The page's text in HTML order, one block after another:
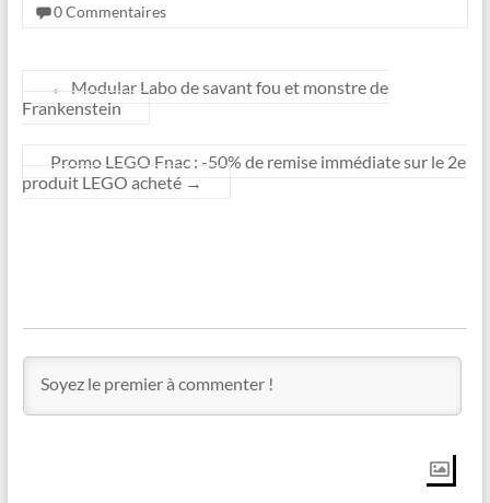
0 Commentaires
←
Modular Labo de savant fou et monstre de
Frankenstein
Promo LEGO Fnac : -50% de remise immédiate sur le 2e
produit LEGO acheté →